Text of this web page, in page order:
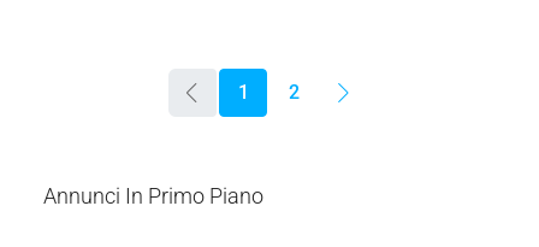
1 2
Annunci In Primo Piano